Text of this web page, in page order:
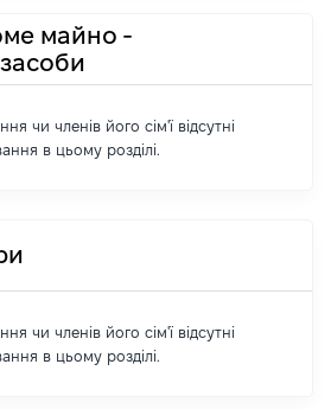
майно -
чи членів його сім'ї відсутні
в цьому розділі.
чи членів його сім'ї відсутні
в цьому розділі.